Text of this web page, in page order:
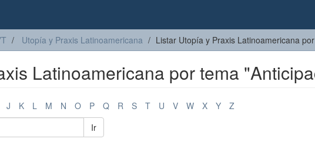
Utopía y Praxis Latinoamericana Listar Utopía y Praxis Latinoamericana
Latinoamericana por tema
J K L M N O P Q R S T U V W X Y
Z
Ir